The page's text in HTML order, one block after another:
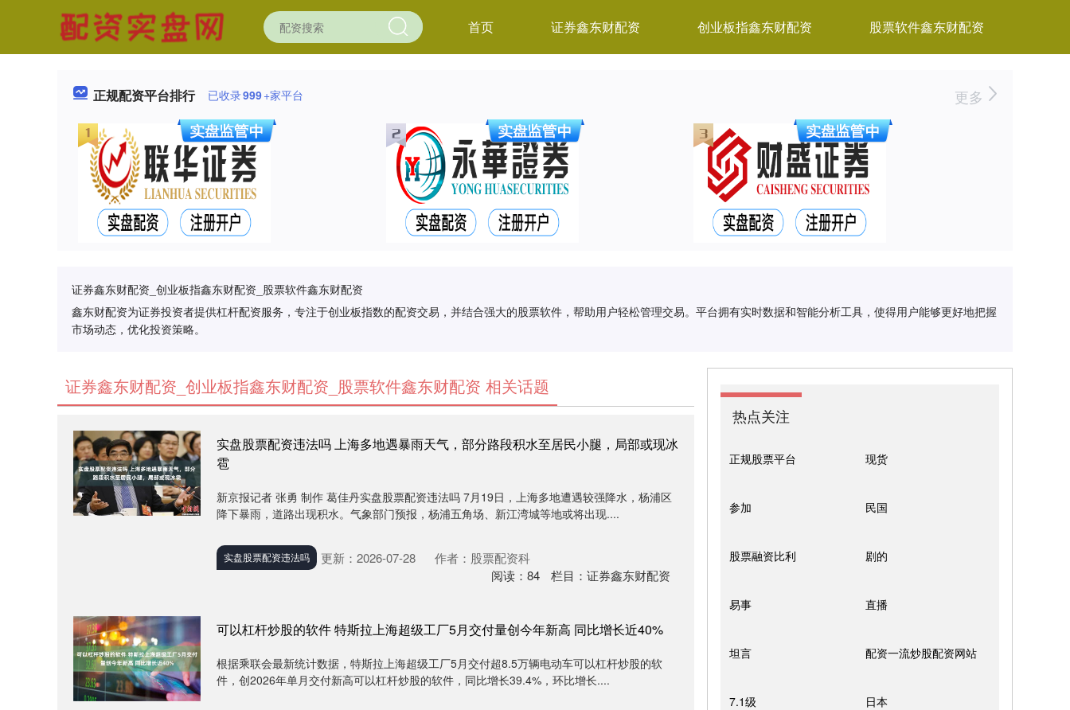
首页 证券鑫东财配资 创业板指鑫东财配资 股票软件鑫东财配资
正规配资平台排行 已收录999+家平台 更多
证券鑫东财配资_创业板指鑫东财配资_股票软件鑫东财配资
鑫东财配资为证券投资者提供杠杆配资服务，专注于创业板指数的配资交易，并结合强大的股票软件，帮助用户轻松管理交易。平台拥有实时数据和智能分析工具，使得用户能够更好地把握
市场动态，优化投资策略。
证券鑫东财配资_创业板指鑫东财配资_股票软件鑫东财配资 相关话题
实盘股票配资违法吗 上海多地遇暴雨天气，部分路段积水至居民小腿，局部或现冰
雹
新京报记者 张勇 制作 葛佳丹实盘股票配资违法吗 7月19日，上海多地遭遇较强降水，杨浦区
降下暴雨，道路出现积水。气象部门预报，杨浦五角场、新江湾城等地或将出现....
实盘股票配资违法吗 更新：2026-07-28
作者：股票配资科
阅读： 84 栏目： 证券鑫东财配资
可以杠杆炒股的软件 特斯拉上海超级工厂5月交付量创今年新高 同比增长近40%
根据乘联会最新统计数据，特斯拉上海超级工厂5月交付超8.5万辆电动车可以杠杆炒股的软
件，创2026年单月交付新高可以杠杆炒股的软件，同比增长39.4%，环比增长....
热点关注
正规股票平台 现货
参加 民国
股票融资比利 剧的
易事 直播
坦言 配资一流炒股配资网站
7.1级 日本